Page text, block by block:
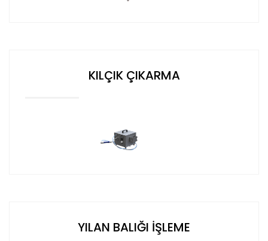
KILÇIK ÇIKARMA
YILAN BALIĞI İŞLEME